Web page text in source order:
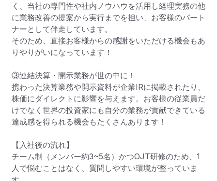
く、当社の専門性や社内ノウハウを活用し経理実務の他
に業務改善の提案から実行までを担い、お客様のパート
ナーとして伴走しています。
そのため、直接お客様からの感謝をいただける機会もあ
りやりがいになっています！
③連結決算・開示業務が世の中に！
携わった決算業務や開示資料が企業IRに掲載されたり、
株価にダイレクトに影響を与えます。お客様の従業員だ
けでなく世界の投資家にも自分の業務が貢献できている
達成感を得られる機会もたくさんあります！
【入社後の流れ】
チーム制（メンバー約3~5名）かつOJT研修のため、1
人で悩むことはなく、質問しやすい環境が整っていま